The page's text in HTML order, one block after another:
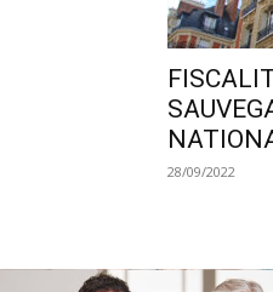
28/09/2022